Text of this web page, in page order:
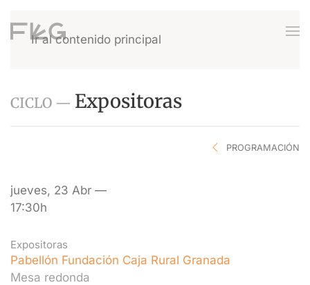
Ir al contenido principal
CICLO — Expositoras
PROGRAMACIÓN
jueves, 23 Abr —
17:30h
Expositoras
Pabellón Fundación Caja Rural Granada
Mesa redonda